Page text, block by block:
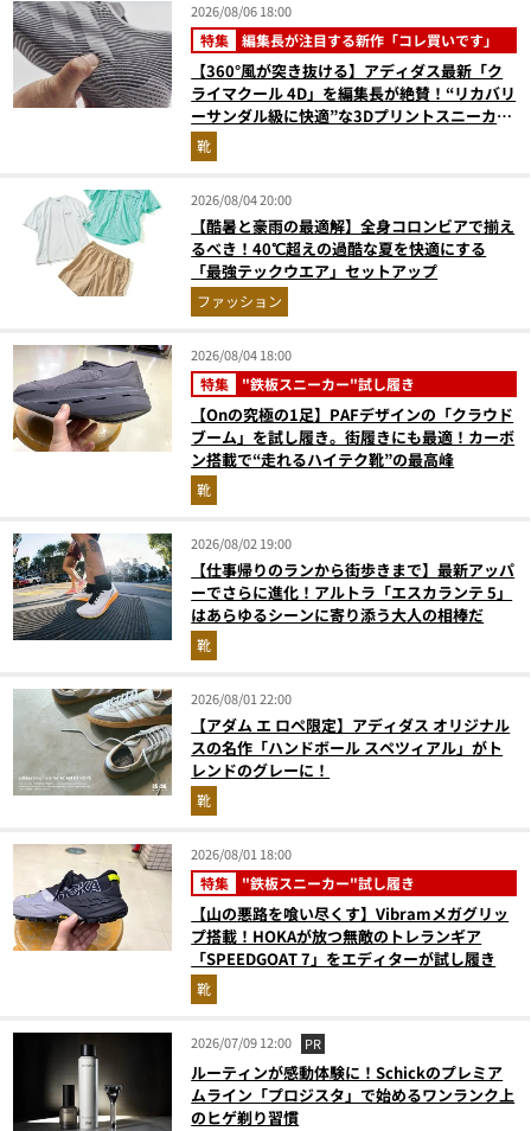
2026/08/06 18:00
特集 編集長が注目する新作「コレ買いです」
【360°風が突き抜ける】アディダス最新「ク
ライマクール 4D」を編集長が絶賛！“リカバリ
ーサンダル級に快適”な3Dプリントスニーカー
『コレ買いです』Vol.173
靴
2026/08/04 20:00
【酷暑と豪雨の最適解】全身コロンビアで揃え
るべき！40℃超えの過酷な夏を快適にする
「最強テックウエア」セットアップ
ファッション
2026/08/04 18:00
特集 "鉄板スニーカー"試し履き
【Onの究極の1足】PAFデザインの「クラウド
ブーム」を試し履き。街履きにも最適！カーボ
ン搭載で“走れるハイテク靴”の最高峰
靴
2026/08/02 19:00
【仕事帰りのランから街歩きまで】最新アッパ
ーでさらに進化！アルトラ「エスカランテ 5」
はあらゆるシーンに寄り添う大人の相棒だ
靴
2026/08/01 22:00
【アダム エ ロペ限定】アディダス オリジナル
スの名作「ハンドボール スペツィアル」がト
レンドのグレーに！
靴
2026/08/01 18:00
特集 "鉄板スニーカー"試し履き
【山の悪路を喰い尽くす】Vibramメガグリッ
プ搭載！HOKAが放つ無敵のトレランギア
「SPEEDGOAT 7」をエディターが試し履き
靴
2026/07/09 12:00 PR
ルーティンが感動体験に！Schickのプレミア
ムライン「プロジスタ」で始めるワンランク上
のヒゲ剃り習慣